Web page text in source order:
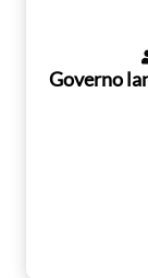
Governo